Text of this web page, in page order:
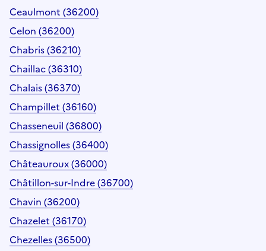
Ceaulmont (36200)
Celon (36200)
Chabris (36210)
Chaillac (36310)
Chalais (36370)
Champillet (36160)
Chasseneuil (36800)
Chassignolles (36400)
Châteauroux (36000)
Châtillon-sur-Indre (36700)
Chavin (36200)
Chazelet (36170)
Chezelles (36500)